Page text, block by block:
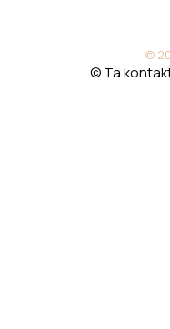
©
© Ta